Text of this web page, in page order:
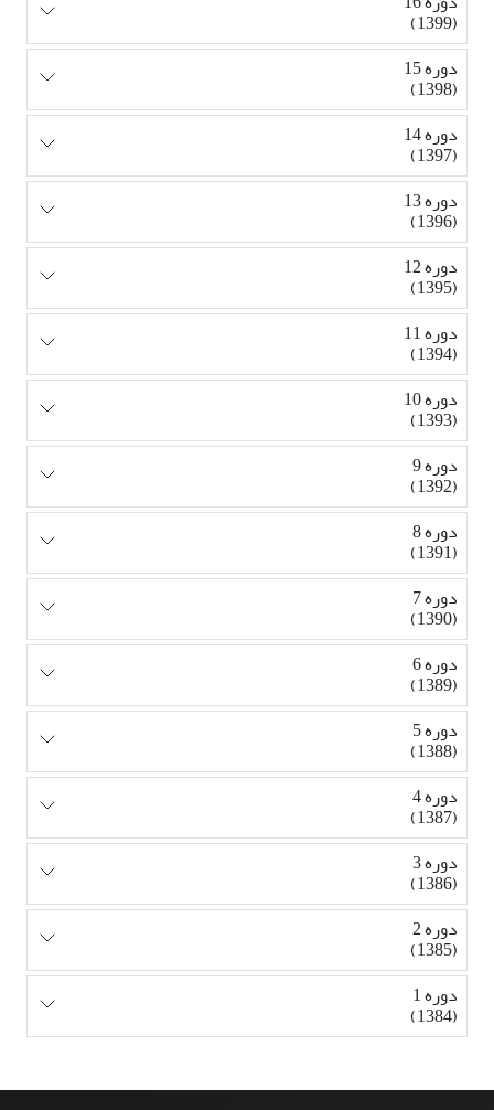
(1399)
دوره 15
(1398)
دوره 14
(1397)
دوره 13
(1396)
دوره 12
(1395)
دوره 11
(1394)
دوره 10
(1393)
دوره 9
(1392)
دوره 8
(1391)
دوره 7
(1390)
دوره 6
(1389)
دوره 5
(1388)
دوره 4
(1387)
دوره 3
(1386)
دوره 2
(1385)
دوره 1
(1384)